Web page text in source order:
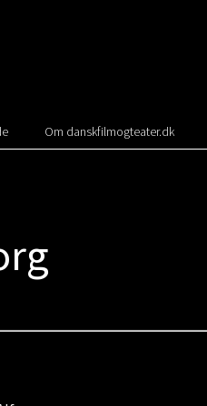
Om danskfilmogteater.dk